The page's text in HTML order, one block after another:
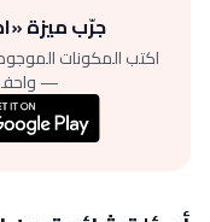
جرّب ميزة
اكتب المكونات
—